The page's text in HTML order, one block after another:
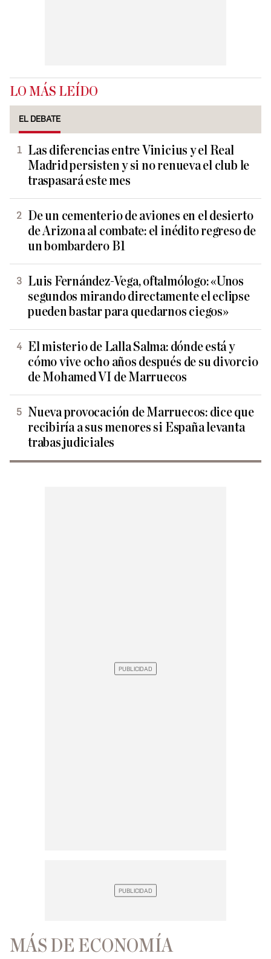
LO MÁS LEÍDO
EL DEBATE
Las diferencias entre Vinicius y el Real
Madrid persisten y si no renueva el club le
traspasará este mes
De un cementerio de aviones en el desierto
de Arizona al combate: el inédito regreso de
un bombardero B1
Luis Fernández-Vega, oftalmólogo: «Unos
segundos mirando directamente el eclipse
pueden bastar para quedarnos ciegos»
El misterio de Lalla Salma: dónde está y
cómo vive ocho años después de su divorcio
de Mohamed VI de Marruecos
Nueva provocación de Marruecos: dice que
recibiría a sus menores si España levanta
trabas judiciales
MÁS DE ECONOMÍA